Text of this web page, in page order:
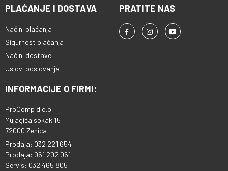
PLAĆANJE I DOSTAVA
Načini plaćanja
Sigurnost plaćanja
Načini dostave
Uslovi poslovanja
PRATITE NAS
INFORMACIJE O FIRMI:
ProComp d.o.o.
Mujagića sokak 15
72000 Zenica
Prodaja: 032 221 654
Prodaja: 061 202 061
Servis: 032 465 805